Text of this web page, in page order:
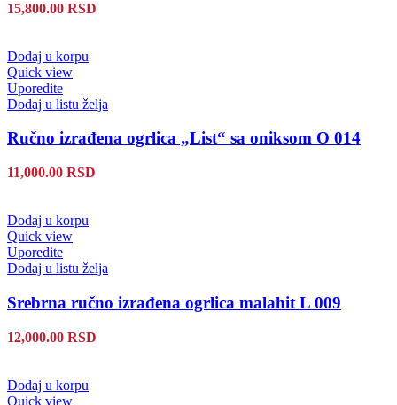
15,800.00 RSD
Dodaj u korpu
Quick view
Uporedite
Dodaj u listu želja
Ručno izrađena ogrlica „List“ sa oniksom O 014
11,000.00 RSD
Dodaj u korpu
Quick view
Uporedite
Dodaj u listu želja
Srebrna ručno izrađena ogrlica malahit L 009
12,000.00 RSD
Dodaj u korpu
Quick view